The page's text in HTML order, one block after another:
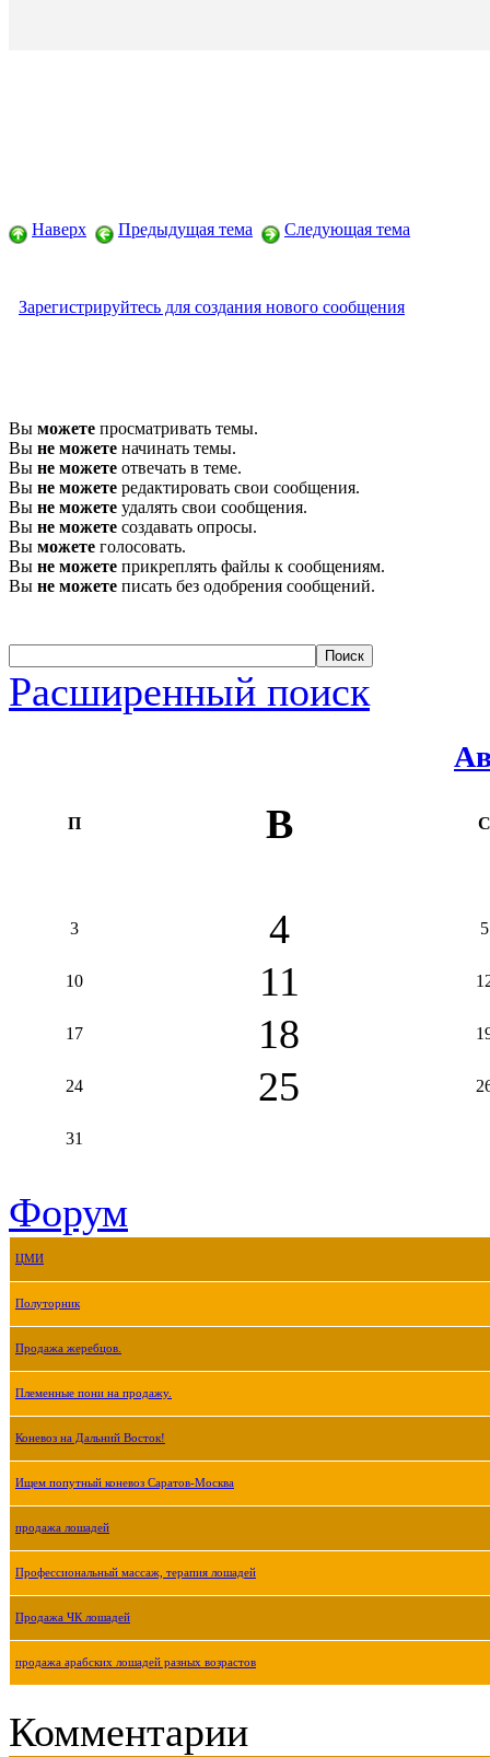
Наверх Предыдущая тема Следующая тема
Зарегистрируйтесь для создания нового сообщения
Вы можете просматривать темы.
Вы не можете начинать темы.
Вы не можете отвечать в теме.
Вы не можете редактировать свои сообщения.
Вы не можете удалять свои сообщения.
Вы не можете создавать опросы.
Вы можете голосовать.
Вы не можете прикреплять файлы к сообщениям.
Вы не можете писать без одобрения сообщений.
Расширенный поиск
П В С
3 4 5
10 11
17 18
24 25
31
Форум
ЦМИ
Полуторник
Продажа жеребцов.
Племенные пони на продажу.
Коневоз на Дальний Восток!
Ищем попутный коневоз Саратов-Москва
продажа лошадей
Профессиональный массаж, терапия лошадей
Продажа ЧК лошадей
продажа арабских лошадей разных возрастов
Комментарии